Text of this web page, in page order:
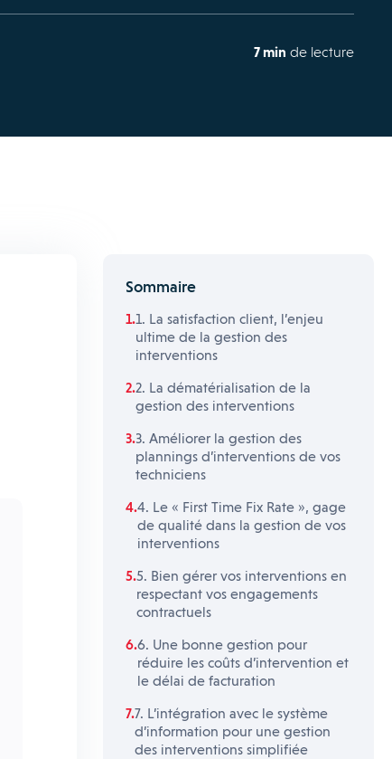
7 min de lecture
Sommaire
1. La satisfaction client, l’enjeu
ultime de la gestion des
interventions
2. La dématérialisation de la
gestion des interventions
3. Améliorer la gestion des
plannings d’interventions de vos
techniciens
4. Le « First Time Fix Rate », gage
de qualité dans la gestion de vos
interventions
5. Bien gérer vos interventions en
respectant vos engagements
contractuels
6. Une bonne gestion pour
réduire les coûts d’intervention et
le délai de facturation
7. L’intégration avec le système
d’information pour une gestion
des interventions simplifiée